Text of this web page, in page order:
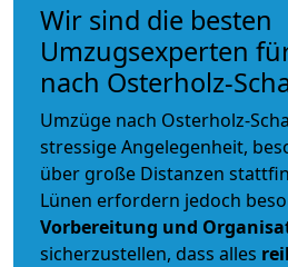
Wir sind die besten
Umzugsexperten
nach Osterholz-
Umzüge nach Osterholz-
stressige Angelegenheit,
über große Distanzen
Lünen erfordern jedoch
Vorbereitung und
sicherzustellen, dass alles